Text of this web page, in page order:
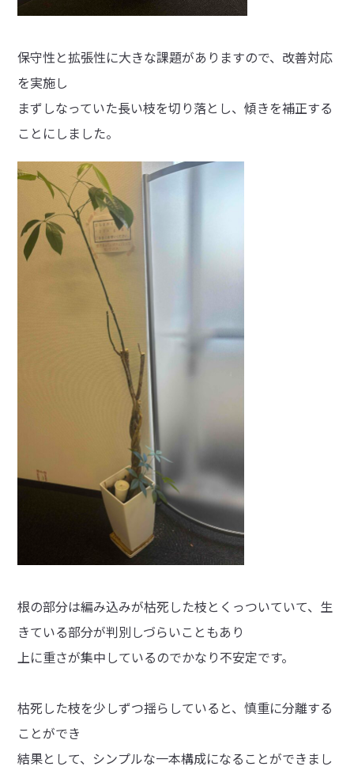
保守性と拡張性に大きな課題がありますので、改善対応
を実施し
まずしなっていた長い枝を切り落とし、傾きを補正する
ことにしました。
根の部分は編み込みが枯死した枝とくっついていて、生
きている部分が判別しづらいこともあり
上に重さが集中しているのでかなり不安定です。
枯死した枝を少しずつ揺らしていると、慎重に分離する
ことができ
結果として、シンプルな一本構成になることができまし